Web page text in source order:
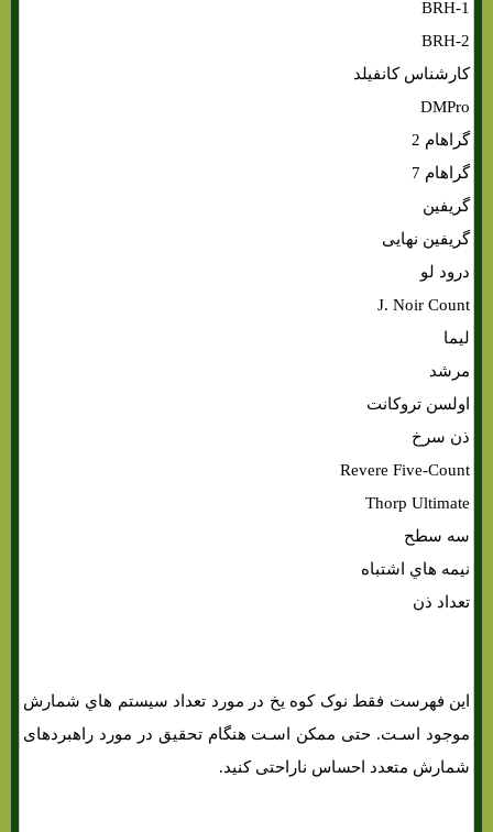
BRH-1
BRH-2
کارشناس کانفیلد
DMPro
گراهام 2
گراهام 7
گریفین
گریفین نهایی
درود لو
J. Noir Count
لیما
مرشد
اولسن تروکانت
ذن سرخ
Revere Five-Count
Thorp Ultimate
سه سطح
نیمه هاي‌ اشتباه
تعداد ذن
این فهرست فقط نوک کوه یخ در مورد تعداد سیستم هاي‌ شمارش
موجود اسـت. حتی ممکن اسـت هنگام تحقیق در مورد راهبردهای
شمارش متعدد احساس ناراحتی کنید.